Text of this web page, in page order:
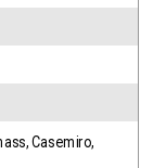
,Casemiro,